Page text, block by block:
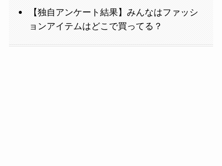
【独自アンケート結果】みんなはファッシ
ョンアイテムはどこで買ってる？